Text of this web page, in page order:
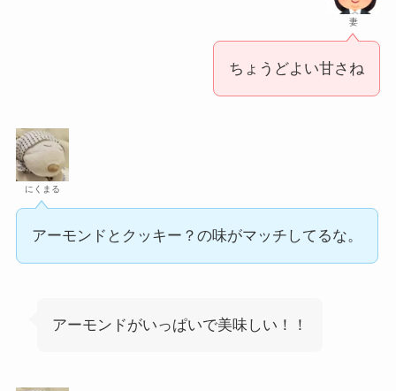
妻
ちょうどよい甘さね
にくまる
アーモンドとクッキー？の味がマッチしてるな。
アーモンドがいっぱいで美味しい！！